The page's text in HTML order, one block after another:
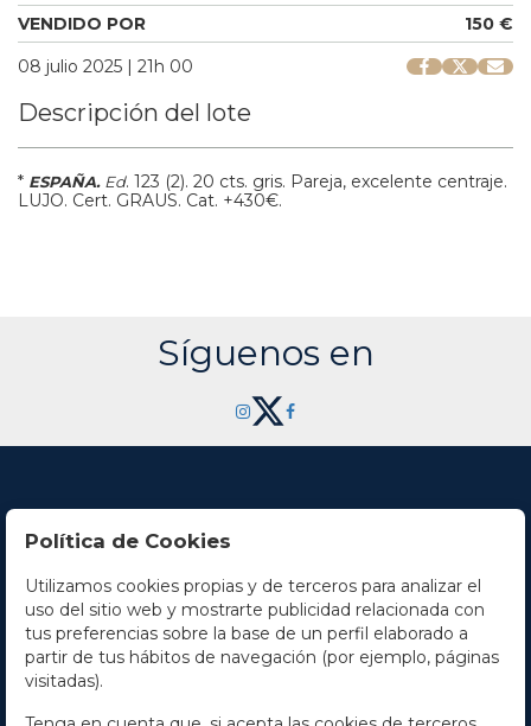
VENDIDO POR
150 €
08 julio 2025 | 21h 00
Descripción del lote
* ESPAÑA. Ed. 123 (2). 20 cts. gris. Pareja, excelente centraje.
LUJO. Cert. GRAUS. Cat. +430€.
Síguenos en
Contacto
Horario
La empresa
Política de Cookies
Utilizamos cookies propias y de terceros para analizar el
uso del sitio web y mostrarte publicidad relacionada con
tus preferencias sobre la base de un perfil elaborado a
partir de tus hábitos de navegación (por ejemplo, páginas
visitadas).